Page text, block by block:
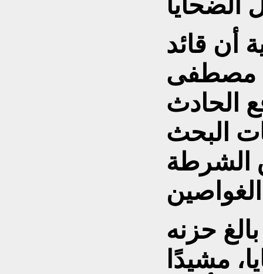
أن قائد
مصطفى
الحادث
البحث
الشرطة
حزنه
مشيدًا